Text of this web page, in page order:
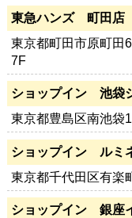
東急ハンズ 町田店
東京都町田市原町田
7F
ショップイン 池袋
東京都豊島区南池袋
ショップイン ルミ
東京都千代田区有
ショップイン 銀座